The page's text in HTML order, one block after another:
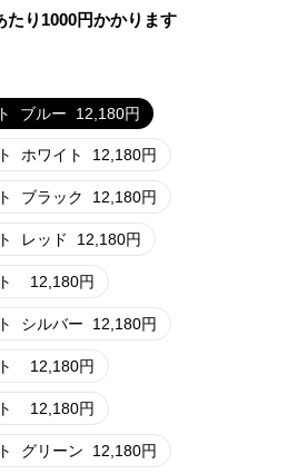
たり 1000円かかります
ブルー 12,180円
ホワイト 12,180円
ブラック 12,180円
レッド 12,180円
12,180円
シルバー 12,180円
12,180円
12,180円
グリーン 12,180円